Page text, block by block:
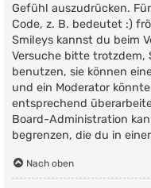
Gefühl auszudrücken.
Code, z. B. bedeutet :)
Smileys kannst du beim
Versuche bitte trotzdem,
benutzen, sie können
und ein Moderator
entsprechend
Board-Administration
begrenzen, die du in
Nach oben